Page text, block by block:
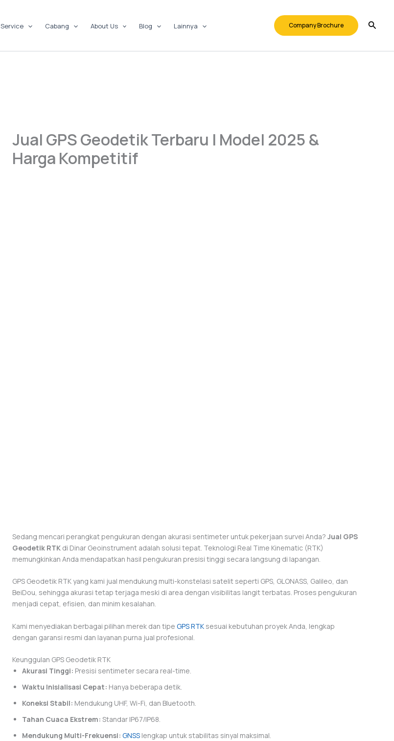
Service Cabang About Us Blog Lainnya Company Brochure
Jual GPS Geodetik Terbaru | Model 2025 &
Harga Kompetitif
Sedang mencari perangkat pengukuran dengan akurasi sentimeter untuk pekerjaan survei Anda? Jual GPS
Geodetik RTK di Dinar Geoinstrument adalah solusi tepat. Teknologi Real Time Kinematic (RTK)
memungkinkan Anda mendapatkan hasil pengukuran presisi tinggi secara langsung di lapangan.
GPS Geodetik RTK yang kami jual mendukung multi-konstelasi satelit seperti GPS, GLONASS, Galileo, dan
BeiDou, sehingga akurasi tetap terjaga meski di area dengan visibilitas langit terbatas. Proses pengukuran
menjadi cepat, efisien, dan minim kesalahan.
Kami menyediakan berbagai pilihan merek dan tipe GPS RTK sesuai kebutuhan proyek Anda, lengkap
dengan garansi resmi dan layanan purna jual profesional.
Keunggulan GPS Geodetik RTK
Akurasi Tinggi: Presisi sentimeter secara real-time.
Waktu Inisialisasi Cepat: Hanya beberapa detik.
Koneksi Stabil: Mendukung UHF, Wi-Fi, dan Bluetooth.
Tahan Cuaca Ekstrem: Standar IP67/IP68.
Mendukung Multi-Frekuensi: GNSS lengkap untuk stabilitas sinyal maksimal.